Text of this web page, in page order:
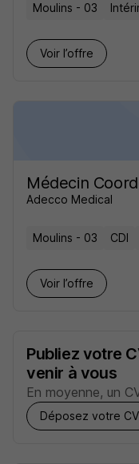
Moulins - 03
Voir l’offre
Médecin
Adecco Medical
Moulins - 03 CDI
Voir l’offre
Publiez votre
venir à vous
En moyenne, un
Déposez votre CV